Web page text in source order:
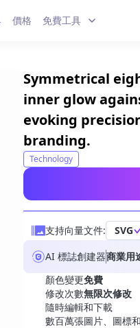
價格 免費工具
Symmetrical
inner glow
evoking
branding.
Technology
支持向量文件: SVG
AI 標誌創建器商業用
顏色變更免費
修改次數無限次修改
隨時編輯和下載
數百萬張圖片、圖標